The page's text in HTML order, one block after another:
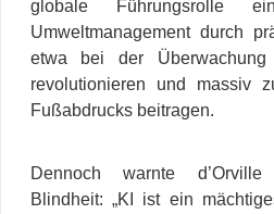
globale Führungsrolle
Umweltmanagement durch
etwa bei der
revolutionieren und massiv
Fußabdrucks beitragen.
Dennoch warnte
Blindheit: „KI ist ein